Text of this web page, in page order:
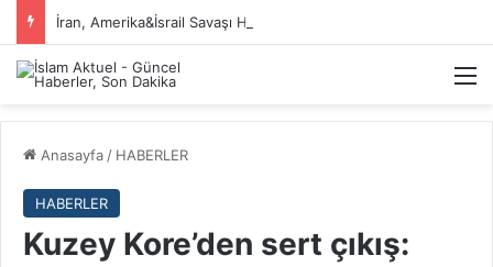
İran, Amerika&İsrail Savaşı Hakkında
Anasayfa / HABERLER
HABERLER
Kuzey Kore’den sert çıkış: